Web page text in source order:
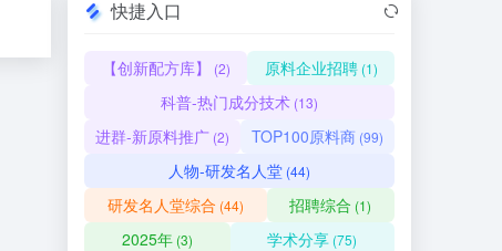
快捷入口
【创新配方库】 (2) 原料企业招聘(1)
科普-热门成分技术 (13)
进群-新原料推广 (2) TOP100原料商 (99)
人物-研发名人堂 (44)
研发名人堂综合 (44) 招聘综合 (1)
2025年(3) 学术分享 (75)